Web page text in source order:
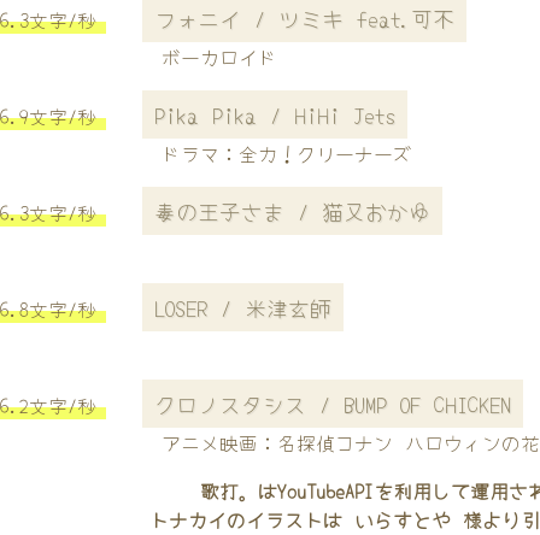
6.3文字/秒 フォニイ / ツミキ feat.可不
ボーカロイド
6.9文字/秒 Pika Pika / HiHi Jets
ドラマ：全力！クリーナーズ
6.3文字/秒 毒の王子さま / 猫又おかゆ
6.8文字/秒 LOSER / 米津玄師
6.2文字/秒 クロノスタシス / BUMP OF CHICKEN
アニメ映画：名探偵コナン ハロウィンの
歌打。はYouTubeAPIを利用して運用さ
トナカイのイラストは いらすとや 様より